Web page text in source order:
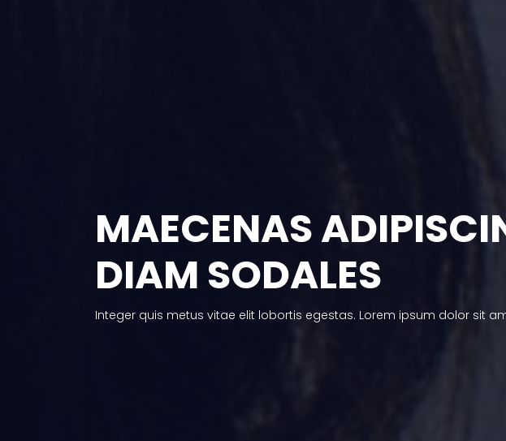
MAECENAS
DIAM SODALES
Integer quis metus vitae elit lobortis egestas. Lorem ipsum dolor sit